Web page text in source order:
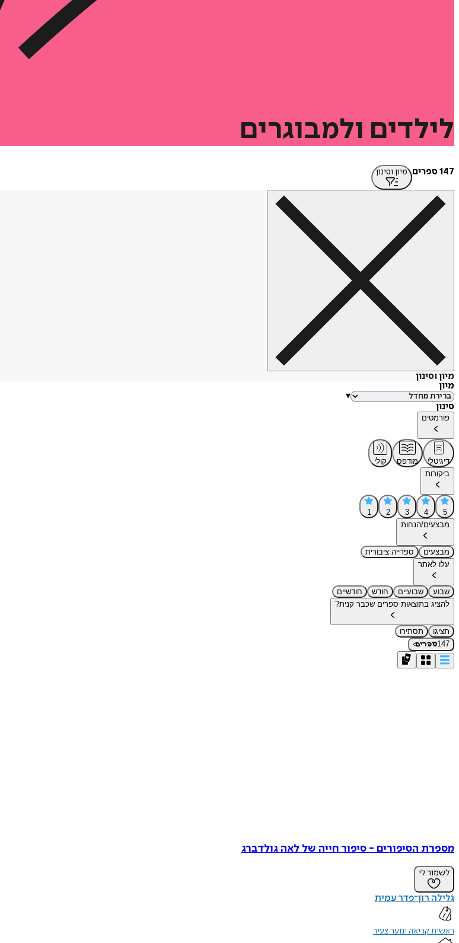
לילדים ולמבוגרים
147 ספרים מיון וסינון
מיון וסינון
מיון
▾
סינון
פורמטים
דיגיטלי מודפס
קולי
ביקורות
5
4
3
2
1
מבצעים/הנחות
מבצעים
ספרייה ציבורית
עלו לאתר
שבוע שבועיים חודש
חודשיים
להציג בתוצאות ספרים שכבר קנית?
תציגו
תסתירו
147ספרים›
מספרת הסיפורים - סיפור חייה של לאה גולדברג
לשמור לי
גלילה רון־פדר עמית
ראשית קריאה ונוער צעיר